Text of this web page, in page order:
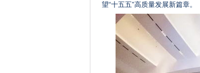
望“十五五”高质量发展新篇章。